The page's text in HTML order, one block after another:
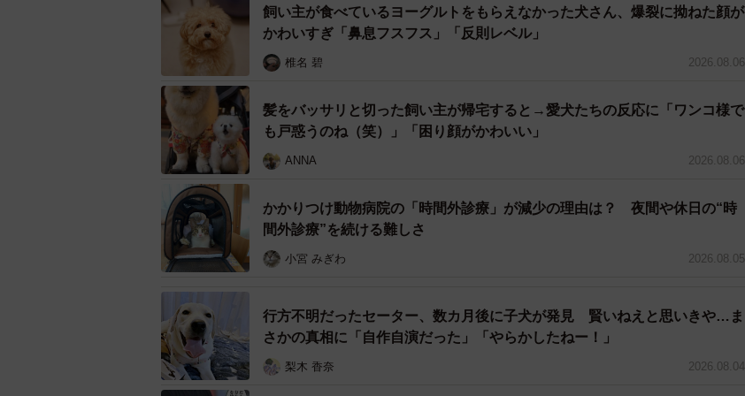
飼い主が食べているヨーグルトをもらえなかった犬さん、爆裂に拗ねた顔が
かわいすぎ「鼻息フスフス」「反則レベル」
椎名 碧 2026.08.06
髪をバッサリと切った飼い主が帰宅すると→愛犬たちの反応に「ワンコ様で
も戸惑うのね（笑）」「困り顔がかわいい」
ANNA 2026.08.06
かかりつけ動物病院の「時間外診療」が減少の理由は？ 夜間や休日の“時
間外診療”を続ける難しさ
小宮 みぎわ 2026.08.05
行方不明だったセーター、数カ月後に子犬が発見 賢いねえと思いきや…ま
さかの真相に「自作自演だった」「やらかしたねー！」
梨木 香奈 2026.08.04